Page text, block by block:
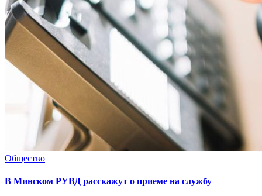
Общество
В Минском РУВД расскажут о приеме на службу